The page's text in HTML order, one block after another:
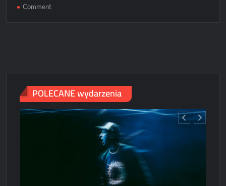
Commenton
[ZDJĘCIA]
POLECANE wydarzenia